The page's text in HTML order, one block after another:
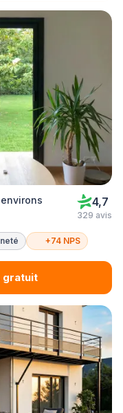
4,7
329 avis
+74 NPS
gratuit